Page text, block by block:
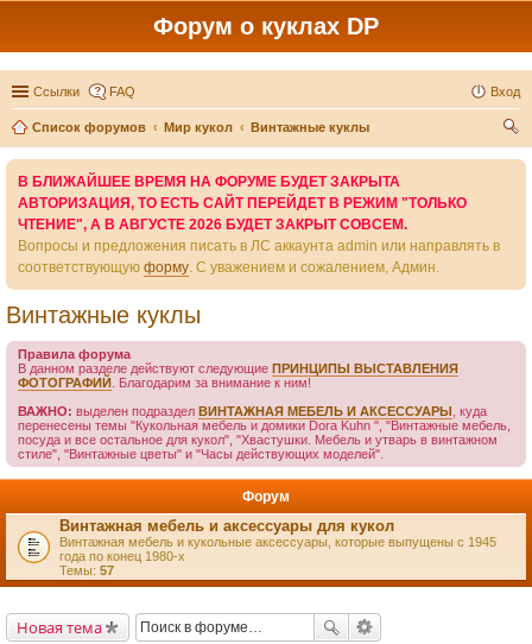
Форум о куклах DP
Ссылки FAQ Вход
Список форумов Мир кукол
Винтажные куклы
В БЛИЖАЙШЕЕ ВРЕМЯ НА ФОРУМЕ БУДЕТ ЗАКРЫТА
АВТОРИЗАЦИЯ, ТО ЕСТЬ САЙТ ПЕРЕЙДЕТ В РЕЖИМ "ТОЛЬКО
ЧТЕНИЕ", А В АВГУСТЕ 2026 БУДЕТ ЗАКРЫТ СОВСЕМ.
Вопросы и предложения писать в ЛС аккаунта admin или направлять в
соответствующую форму. С уважением и сожалением, Админ.
Винтажные куклы
Правила форума
В данном разделе действуют следующие ПРИНЦИПЫ ВЫСТАВЛЕНИЯ
ФОТОГРАФИЙ . Благодарим за внимание к ним!
ВАЖНО: выделен подраздел ВИНТАЖНАЯ МЕБЕЛЬ И АКСЕССУАРЫ , куда
перенесены темы "Кукольная мебель и домики Dora Kuhn ", "Винтажные мебель,
посуда и все остальное для кукол", "Хвастушки. Мебель и утварь в винтажном
стиле", "Винтажные цветы" и "Часы действующих моделей".
Форум
Винтажная мебель и аксессуары для кукол
Винтажная мебель и кукольные аксессуары, которые выпущены с 1945
года по конец 1980-х
Темы: 57
Новая тема